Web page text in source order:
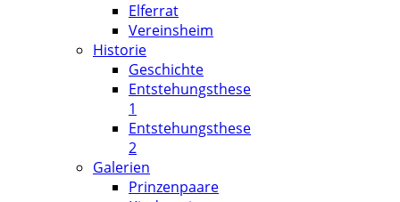
Elferrat
Vereinsheim
Historie
Geschichte
Entstehungsthese
1
Entstehungsthese
2
Galerien
Prinzenpaare